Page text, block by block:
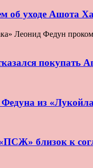
об уходе Ашота
Леонид Федун
покупать
из
близок к